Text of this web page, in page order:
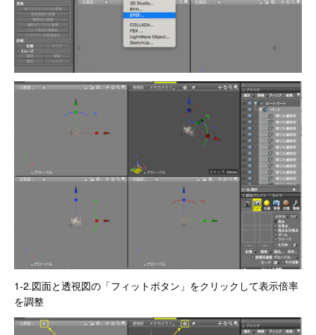
1-2.図面と透視図の「フィットボタン」をクリックして表示倍率
を調整